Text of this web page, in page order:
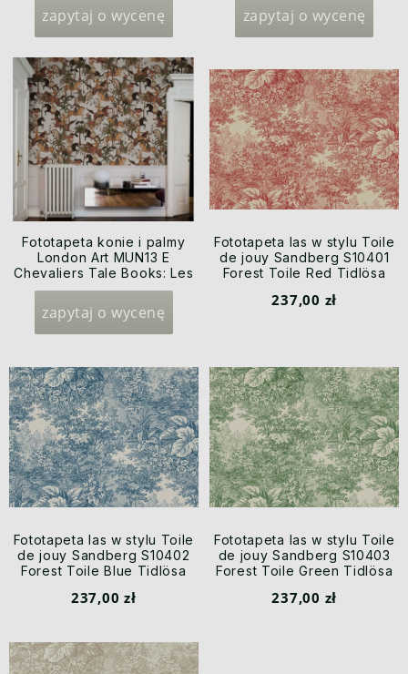
zapytaj o wycenę zapytaj o wycenę
Fototapeta konie i palmy
London Art MUN13 E
Chevaliers Tale Books: Les
Mille et une Nuits
zapytaj o wycenę
Fototapeta las w stylu Toile
de jouy Sandberg S10401
Forest Toile Red Tidlösa
237,00 zł
Fototapeta las w stylu Toile
de jouy Sandberg S10402
Forest Toile Blue Tidlösa
237,00 zł
Fototapeta las w stylu Toile
de jouy Sandberg S10403
Forest Toile Green Tidlösa
237,00 zł